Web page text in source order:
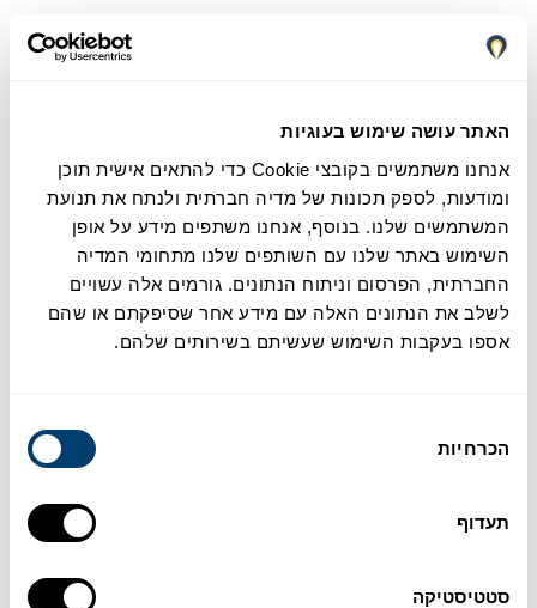
האתר עושה שימוש בעוגיות
אנחנו משתמשים בקובצי Cookie כדי להתאים אישית תוכן
ומודעות, לספק תכונות של מדיה חברתית ולנתח את תנועת
המשתמשים שלנו. בנוסף, אנחנו משתפים מידע על אופן
השימוש באתר שלנו עם השותפים שלנו מתחומי המדיה
החברתית, הפרסום וניתוח הנתונים. גורמים אלה עשויים
לשלב את הנתונים האלה עם מידע אחר שסיפקתם או שהם
אספו בעקבות השימוש שעשיתם בשירותים שלהם.
הסכמה
הכרחיות
תעדוף
סטטיסטיקה
השכרה ישירה ומותאמת אישית. אנחנו לא מתווכים.
היתרונות של השכרת רכב במלאגה עם מרבסול
בין אם אתם מגיעים לחופשה ובין אם אתם גרים במחוז מלגה
והסביבה, יש לנו את הרכב המושלם שמתאים לצרכים שלכם.
מייעצים לכם כדי שתבחרו את הרכב המושלם בהתאם למה שאתם
צריכים.